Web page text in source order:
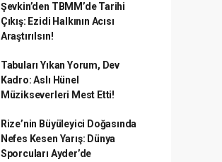
Şevkin’den TBMM’de Tarihi
Çıkış: Ezidi Halkının Acısı
Araştırılsın!
Tabuları Yıkan Yorum, Dev
Kadro: Aslı Hünel
Müzikseverleri Mest Etti!
Rize’nin Büyüleyici Doğasında
Nefes Kesen Yarış: Dünya
Sporcuları Ayder’de